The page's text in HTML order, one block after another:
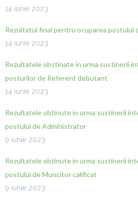
14 iunie 2023
Rezultatul final pentru ocuparea postului
14 iunie 2023
Rezultatele obstinate in urma sustinerii
posturilor de Referent debutant
14 iunie 2023
Rezultatele obtinute in urma sustinerii
postului de Administrator
9 iunie 2023
Rezultatele obtinute in urma sustinerii
postului de Muncitor calificat
9 iunie 2023